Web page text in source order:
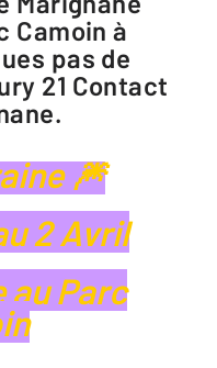
Camoin à
pas de
21 Contact
🎆
2 Avril
au Parc